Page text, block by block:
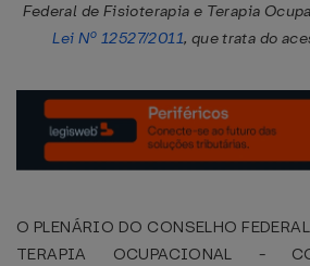
Federal de Fisioterapia e Terapia
Lei Nº 12527/2011, que trata do
O PLENÁRIO DO CONSELHO
TERAPIA OCUPACIONAL -